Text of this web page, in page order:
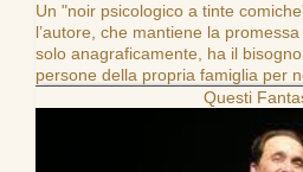
Un "noir psicologico a tinte
l’autore, che mantiene la
solo anagraficamente, ha il
persone della propria famiglia per
Questi